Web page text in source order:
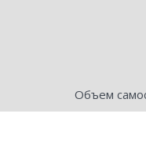
Объем